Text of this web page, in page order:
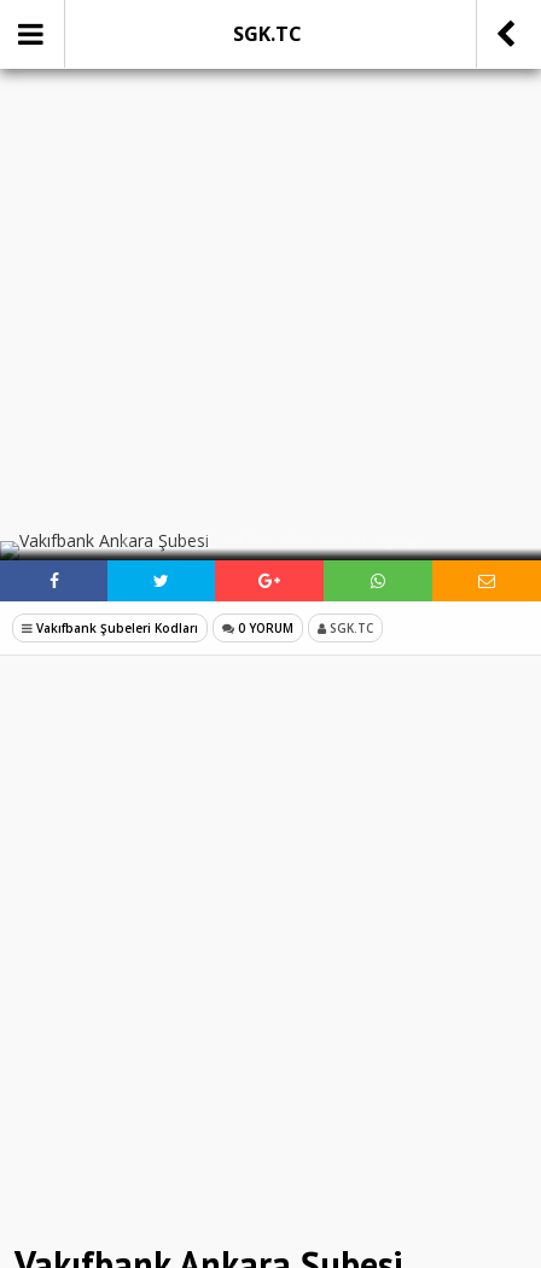
SGK.TC
SOSYAL MEDYADA PAYLAŞ
Vakıfbank Şubeleri Kodları 0 YORUM SGK.TC